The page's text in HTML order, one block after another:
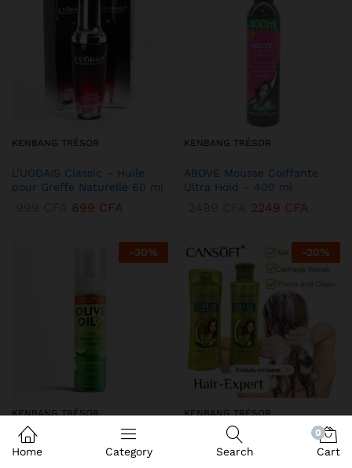
KENBANG TRÉSOR
L’UODAIS Classic – Huile
pour Greffe Naturelle 60 ml
899 CFA
KENBANG TRÉSOR
ABOVE Mousse Coiffante
Ultra Hold – 400 ml
2249 CFA
-30%
KENBANG TRÉSOR
DEQROY Olive Oil Mousse
Coiffante – Hold & Shine
-20%
KENBANG TRÉSOR
Duo CANSoft Shampooing &
Après-shampooing à l’Huile
Home Category Search
0
Cart